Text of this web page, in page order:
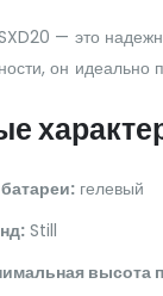
— это
он идеально
гелевый
Still
высота